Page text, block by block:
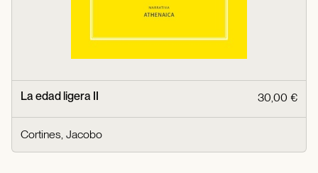
La edad ligera II 30,00 €
Cortines, Jacobo